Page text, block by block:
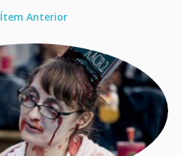
Ítem Anterior